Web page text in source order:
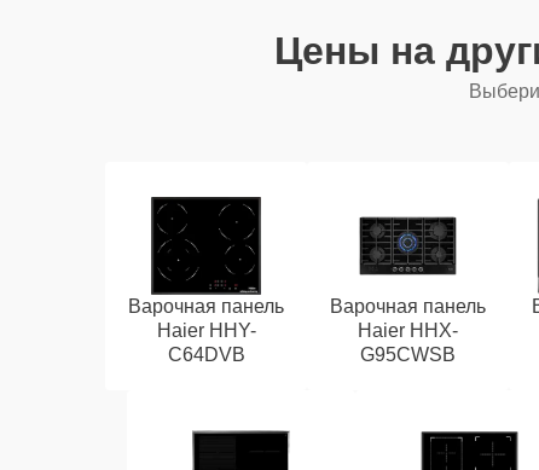
Цены на
Варочная панель
Haier HHY-
C64DVB
Варочная панель
Haier HHX-
G95CWSB